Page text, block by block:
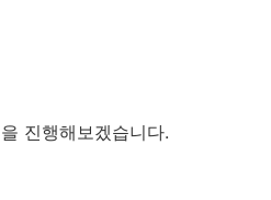
진행해보겠습니다.